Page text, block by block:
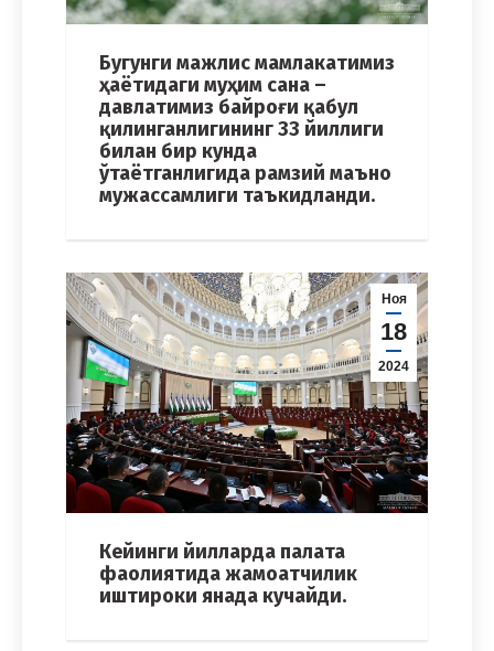
Бугунги мажлис мамлакатимиз
ҳаётидаги муҳим сана –
давлатимиз байроғи қабул
қилинганлигининг 33 йиллиги
билан бир кунда
ўтаётганлигида рамзий маъно
мужассамлиги таъкидланди.
Ноя
18
2024
Кейинги йилларда палата
фаолиятида жамоатчилик
иштироки янада кучайди.